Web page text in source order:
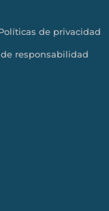
de privacidad
responsabilidad